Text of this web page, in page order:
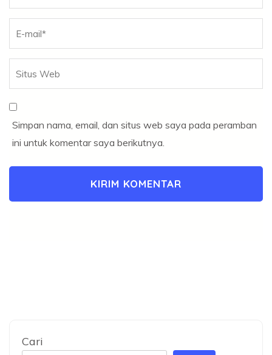
Simpan nama, email, dan situs web saya pada peramban
ini untuk komentar saya berikutnya.
Cari